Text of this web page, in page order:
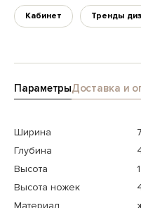
Кабинет Тренды
ПараметрыДоставка и
Ширина
Глубина
Высота
Высота ножек
Материал